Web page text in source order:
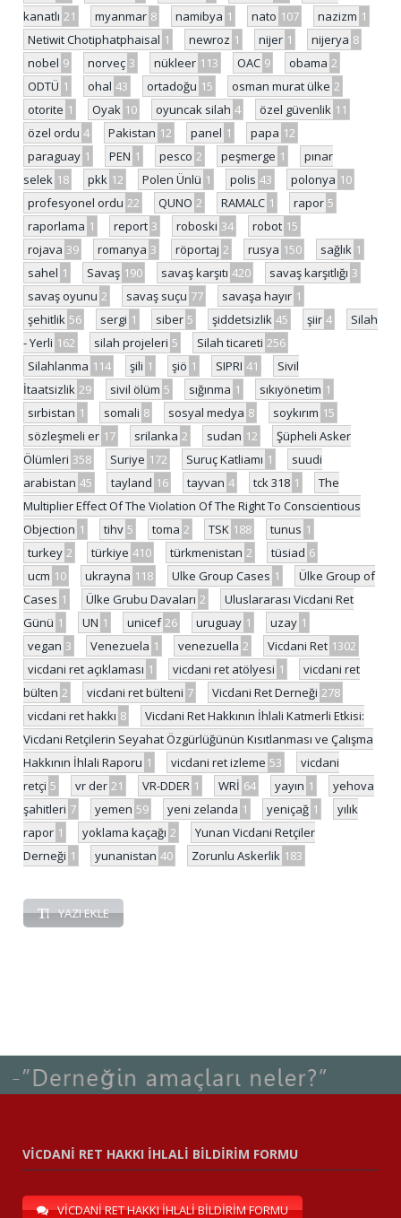
kanatlı 21 myanmar 8 namibya 1 nato 107 nazizm 1
Netiwit Chotiphatphaisal 1 newroz 1 nijer 1 nijerya 8
nobel 9 norveç 3 nükleer 113 OAC 9 obama 2
ODTÜ 1 ohal 43 ortadoğu 15 osman murat ülke 2
otorite 1 Oyak 10 oyuncak silah 4 özel güvenlik 11
özel ordu 4 Pakistan 12 panel 1 papa 12
paraguay 1 PEN 1 pesco 2 peşmerge 1
pınar
selek 18 pkk 12 Polen Ünlü 1 polis 43 polonya 10
profesyonel ordu 22 QUNO 2 RAMALC 1 rapor 5
raporlama 1 report 3 roboski 34 robot 15
rojava 39 romanya 3 röportaj 2 rusya 150 sağlık 1
sahel 1 Savaş 190 savaş karşıtı 420 savaş karşıtlığı 3
savaş oyunu 2 savaş suçu 77 savaşa hayır 1
şehitlik 56 sergi 1 siber 5 şiddetsizlik 45 şiir 4
Silah
- Yerli 162 silah projeleri 5 Silah ticareti 256
Silahlanma 114 şili 1 şiö 1 SIPRI 41
Sivil
İtaatsizlik 29 sivil ölüm 5 sığınma 1 sıkıyönetim 1
sırbistan 1 somali 8 sosyal medya 8 soykırım 15
sözleşmeli er 17 srilanka 2 sudan 12
Şüpheli Asker
Ölümleri 358 Suriye 172 Suruç Katliamı 1
suudi
arabistan 45 tayland 16 tayvan 4 tck 318 1
The
Multiplier Effect Of The Violation Of The Right To Conscientious
Objection 1 tihv 5 toma 2 TSK 188 tunus 1
turkey 2 türkiye 410 türkmenistan 2 tüsiad 6
ucm 10 ukrayna 118 Ulke Group Cases 1
Ülke Group of
Cases 1 Ülke Grubu Davaları 2
Uluslararası Vicdani Ret
Günü 1 UN 1 unicef 26 uruguay 1 uzay 1
vegan 3 Venezuela 1 venezuella 2 Vicdani Ret 1302
vicdani ret açıklaması 1 vicdani ret atölyesi 1
vicdani ret
bülten 2 vicdani ret bülteni 7 Vicdani Ret Derneği 278
vicdani ret hakkı 8
Vicdani Ret Hakkının İhlali Katmerli Etkisi:
Vicdani Retçilerin Seyahat Özgürlüğünün Kısıtlanması ve Çalışma
Hakkının İhlali Raporu 1 vicdani ret izleme 53
vicdani
retçi 5 vr der 21 VR-DDER 1 WRİ 64 yayın 1
yehova
şahitleri 7 yemen 59 yeni zelanda 1 yeniçağ 1
yılık
rapor 1 yoklama kaçağı 2
Yunan Vicdani Retçiler
Derneği 1 yunanistan 40 Zorunlu Askerlik 183
YAZI EKLE
VİCDANİ RET HAKKI İHLALİ BİLDİRİM FORMU
VİCDANİ RET HAKKI İHLALİ BİLDİRİM FORMU